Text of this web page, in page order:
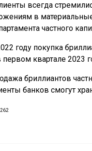
всегда
в
частного
году покупка
первом квартале 2023
бриллиантов
банков смогут